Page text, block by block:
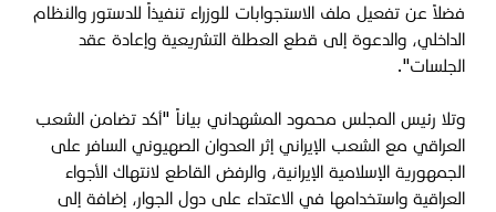
فضلاً عن تفعيل ملف الاستجوابات للوزراء تنفيذاً للدستور والنظام
الداخلي، والدعوة إلى قطع العطلة التشريعية وإعادة عقد
الجلسات".
وتلا رئيس المجلس محمود المشهداني بياناً "أكد تضامن الشعب
العراقي مع الشعب الإيراني إثر العدوان الصهيوني السافر على
الجمهورية الإسلامية الإيرانية، والرفض القاطع لانتهاك الأجواء
العراقية واستخدامها في الاعتداء على دول الجوار، إضافة إلى